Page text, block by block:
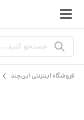
جستجو کنید...
فروشگاه اینترنتی این‌چند